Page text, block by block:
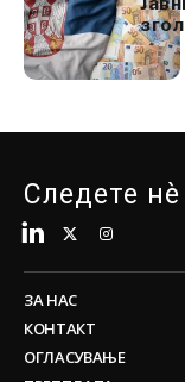
Следете нè
ЗА НАС
КОНТАКТ
ОГЛАСУВАЊЕ